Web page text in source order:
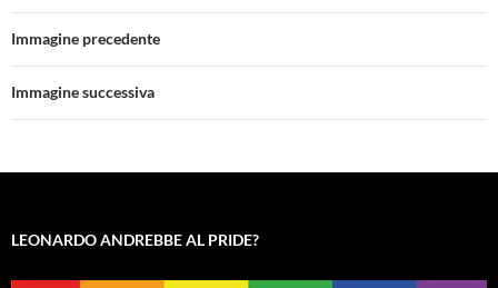
Immagine precedente
Immagine successiva
LEONARDO ANDREBBE AL PRIDE?